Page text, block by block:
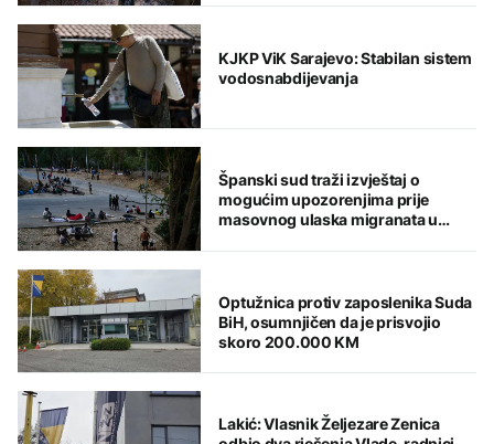
KJKP ViK Sarajevo: Stabilan sistem
vodosnabdijevanja
Španski sud traži izvještaj o
mogućim upozorenjima prije
masovnog ulaska migranata u
Optužnica protiv zaposlenika Suda
BiH, osumnjičen da je prisvojio
skoro 200.000 KM
Lakić: Vlasnik Željezare Zenica